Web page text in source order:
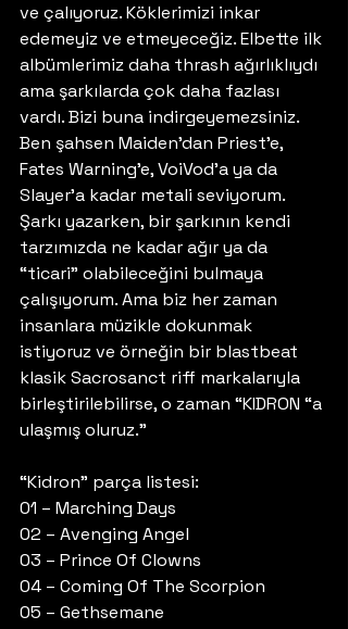
ve çalıyoruz. Köklerimizi inkar
edemeyiz ve etmeyeceğiz. Elbette ilk
albümlerimiz daha thrash ağırlıklıydı
ama şarkılarda çok daha fazlası
vardı. Bizi buna indirgeyemezsiniz.
Ben şahsen Maiden’dan Priest’e,
Fates Warning’e, VoiVod’a ya da
Slayer’a kadar metali seviyorum.
Şarkı yazarken, bir şarkının kendi
tarzımızda ne kadar ağır ya da
“ticari” olabileceğini bulmaya
çalışıyorum. Ama biz her zaman
insanlara müzikle dokunmak
istiyoruz ve örneğin bir blastbeat
klasik Sacrosanct riff markalarıyla
birleştirilebilirse, o zaman “KIDRON “a
ulaşmış oluruz.”
“Kidron” parça listesi:
01 – Marching Days
02 – Avenging Angel
03 – Prince Of Clowns
04 – Coming Of The Scorpion
05 – Gethsemane